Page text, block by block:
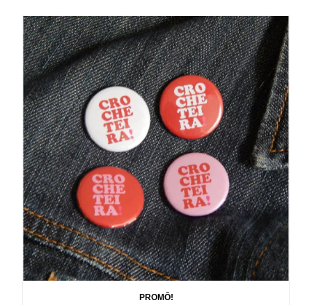
PROMÔ!